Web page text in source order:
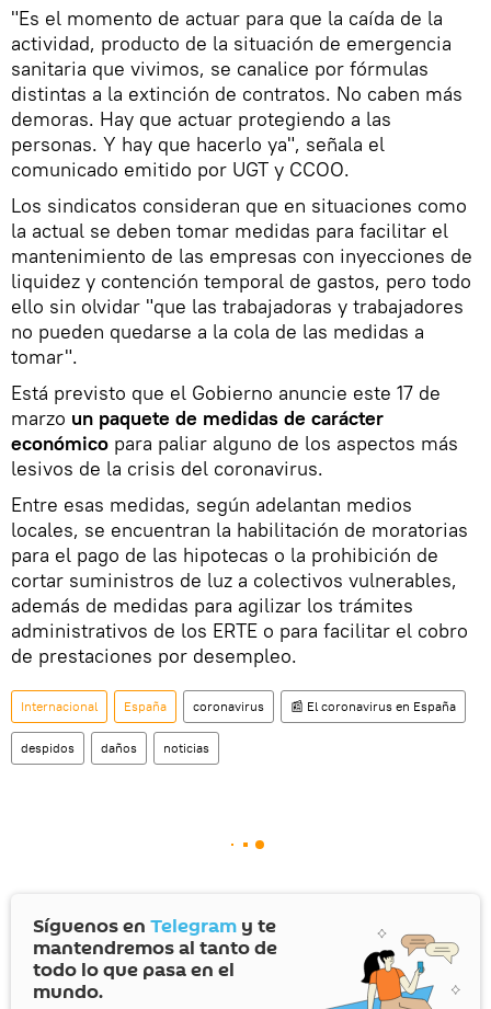
"Es el momento de actuar para que la caída de la
actividad, producto de la situación de emergencia
sanitaria que vivimos, se canalice por fórmulas
distintas a la extinción de contratos. No caben más
demoras. Hay que actuar protegiendo a las
personas. Y hay que hacerlo ya", señala el
comunicado emitido por UGT y CCOO.
Los sindicatos consideran que en situaciones como
la actual se deben tomar medidas para facilitar el
mantenimiento de las empresas con inyecciones de
liquidez y contención temporal de gastos, pero todo
ello sin olvidar "que las trabajadoras y trabajadores
no pueden quedarse a la cola de las medidas a
tomar".
Está previsto que el Gobierno anuncie este 17 de
marzo un paquete de medidas de carácter
económico para paliar alguno de los aspectos más
lesivos de la crisis del coronavirus.
Entre esas medidas, según adelantan medios
locales, se encuentran la habilitación de moratorias
para el pago de las hipotecas o la prohibición de
cortar suministros de luz a colectivos vulnerables,
además de medidas para agilizar los trámites
administrativos de los ERTE o para facilitar el cobro
de prestaciones por desempleo.
Internacional España coronavirus 📰 El coronavirus en España
despidos daños noticias
Síguenos en Telegram y te
mantendremos al tanto de
todo lo que pasa en el
mundo.